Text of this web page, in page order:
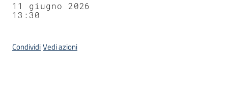
11 giugno 2026
13:30
CondividiVedi azioni